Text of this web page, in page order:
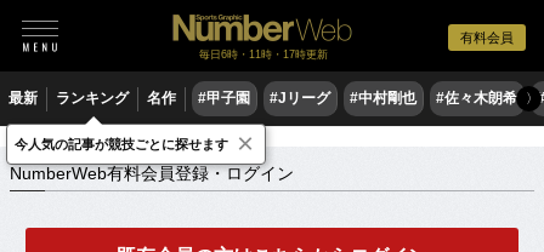
有料会員
毎日6時・11時・17時更新
最新 ランキング 名作 #甲子園 #Jリーグ #中村剛也 #佐々木朗希 〉
NumberWeb有料会員登録・ログイン
NumberWeb有料会員登録・ログイン
今人気の記事が競技ごとに探せます ×